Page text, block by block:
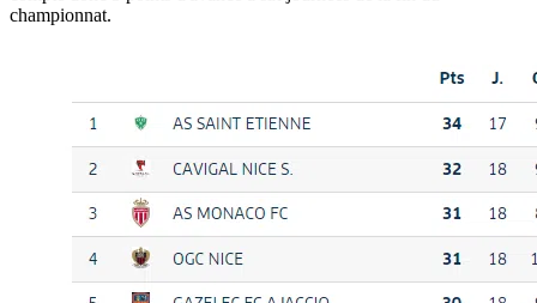
championnat.